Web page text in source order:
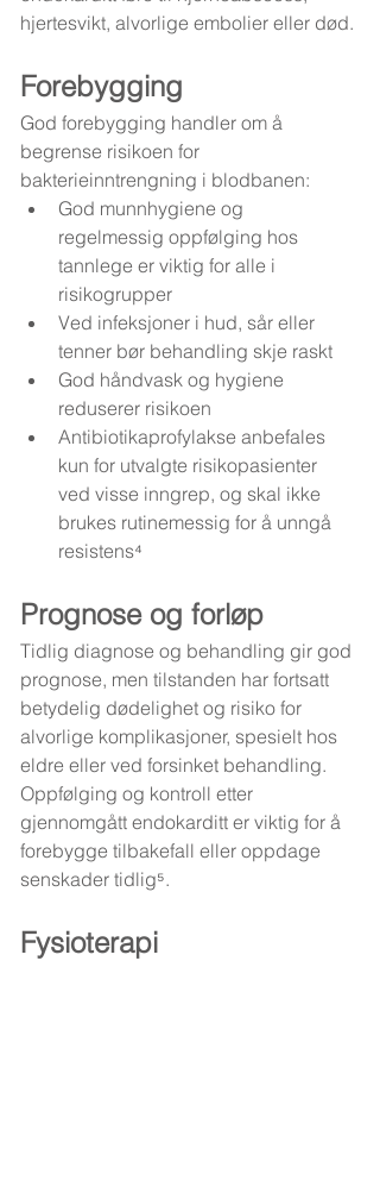
hjertesvikt, alvorlige embolier eller død.
Forebygging
God forebygging handler om å
begrense risikoen for
bakterieinntrengning i blodbanen:
God munnhygiene og
regelmessig oppfølging hos
tannlege er viktig for alle i
risikogrupper
Ved infeksjoner i hud, sår eller
tenner bør behandling skje raskt
God håndvask og hygiene
reduserer risikoen
Antibiotikaprofylakse anbefales
kun for utvalgte risikopasienter
ved visse inngrep, og skal ikke
brukes rutinemessig for å unngå
resistens⁴
Prognose og forløp
Tidlig diagnose og behandling gir god
prognose, men tilstanden har fortsatt
betydelig dødelighet og risiko for
alvorlige komplikasjoner, spesielt hos
eldre eller ved forsinket behandling.
Oppfølging og kontroll etter
gjennomgått endokarditt er viktig for å
forebygge tilbakefall eller oppdage
senskader tidlig⁵.
Fysioterapi